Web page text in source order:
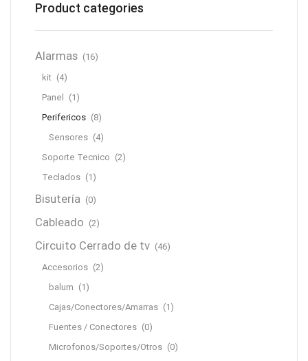
Product categories
Alarmas (16)
kit (4)
Panel
(1)
Perifericos (8)
Sensores (4)
Soporte Tecnico (2)
Teclados (1)
Bisutería (0)
Cableado (2)
Circuito Cerrado de tv (46)
Accesorios (2)
balum (1)
Cajas/Conectores/Amarras (1)
Fuentes / Conectores (0)
Microfonos/Soportes/Otros (0)